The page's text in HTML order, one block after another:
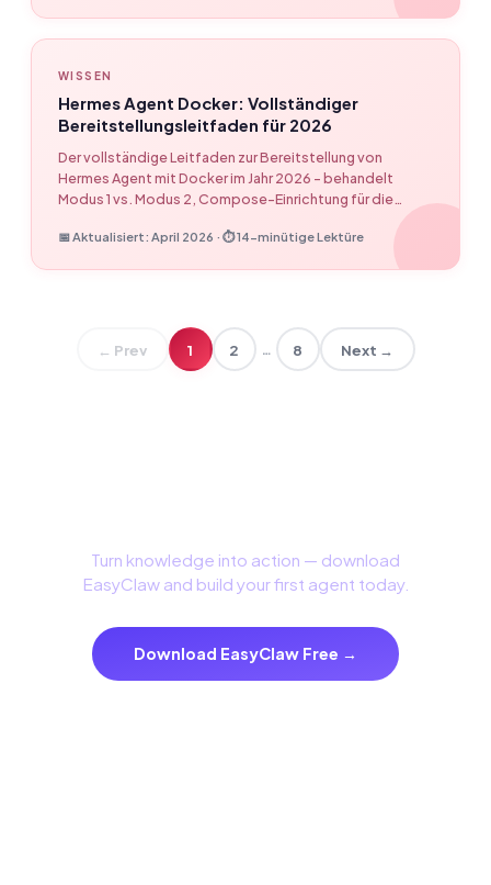
WISSEN
Hermes Agent Docker: Vollständiger
Bereitstellungsleitfaden für 2026
Der vollständige Leitfaden zur Bereitstellung von
Hermes Agent mit Docker im Jahr 2026 – behandelt
Modus 1 vs. Modus 2, Compose-Einrichtung für die
Unterstützung, Telegram-Bot-Integration und eine
📅 Aktualisiert: April 2026 · ⏱ 14-minütige Lektüre
← Prev 1 2 … 8 Next →
Turn knowledge into action — download
EasyClaw and build your first agent today.
Download EasyClaw Free →